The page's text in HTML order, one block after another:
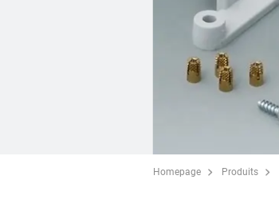
Homepage Produits